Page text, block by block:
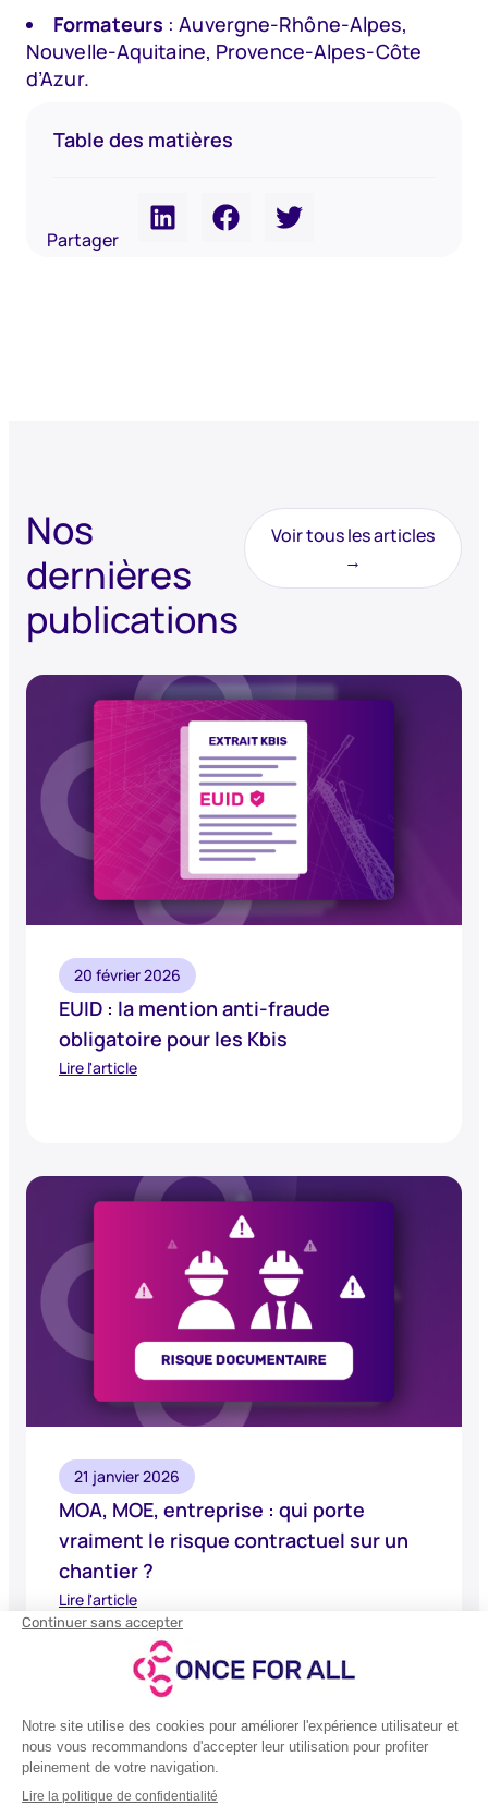
Formateurs : Auvergne-Rhône-Alpes,
Nouvelle-Aquitaine, Provence-Alpes-Côte
d’Azur.
Table des matières
Partager
Nos
dernières
publications
Voir tous les articles
→
20 février 2026
EUID : la mention anti-fraude
obligatoire pour les Kbis
Lire l'article
21 janvier 2026
MOA, MOE, entreprise : qui porte
vraiment le risque contractuel sur un
chantier ?
Lire l'article